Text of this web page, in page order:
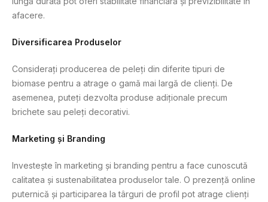
afacere.
Diversificarea Produselor
Considerați producerea de peleți din diferite tipuri de
biomase pentru a atrage o gamă mai largă de clienți. De
asemenea, puteți dezvolta produse adiționale precum
brichete sau peleți decorativi.
Marketing și Branding
Investește în marketing și branding pentru a face cunoscută
calitatea și sustenabilitatea produselor tale. O prezență online
puternică și participarea la târguri de profil pot atrage clienți